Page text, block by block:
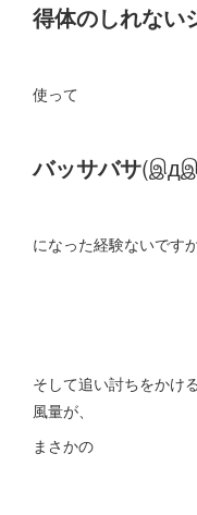
得体のしれない
使って
バッサバサ
になった経験ないです
そして追い討ちをかけ
風量が、
まさかの